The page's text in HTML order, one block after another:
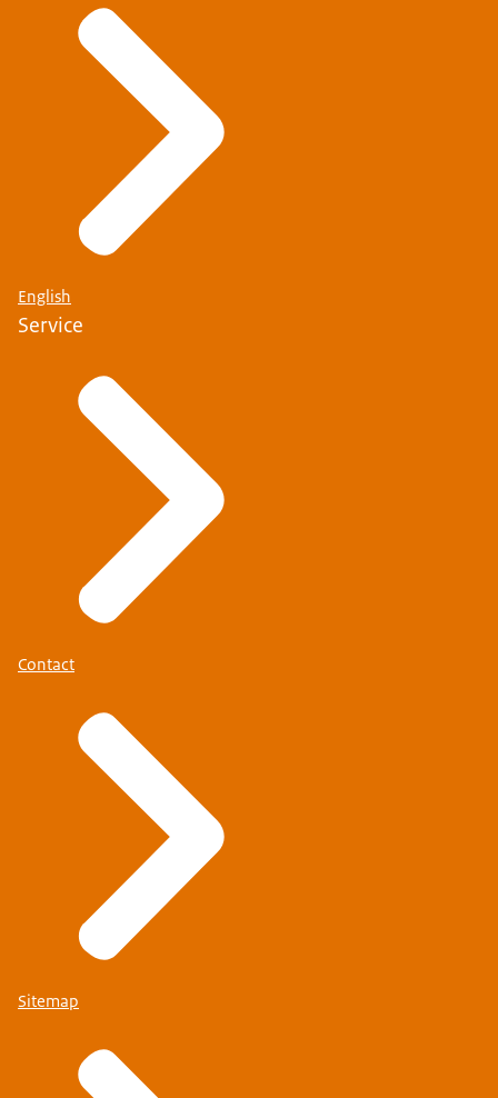
English
Service
Contact
Sitemap